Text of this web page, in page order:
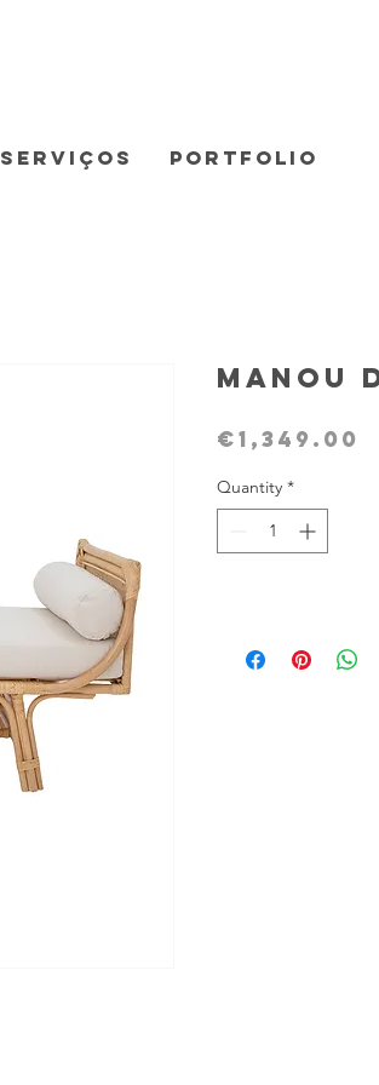
Serviços Portfolio
Manou
€1,349.00
Quantity *